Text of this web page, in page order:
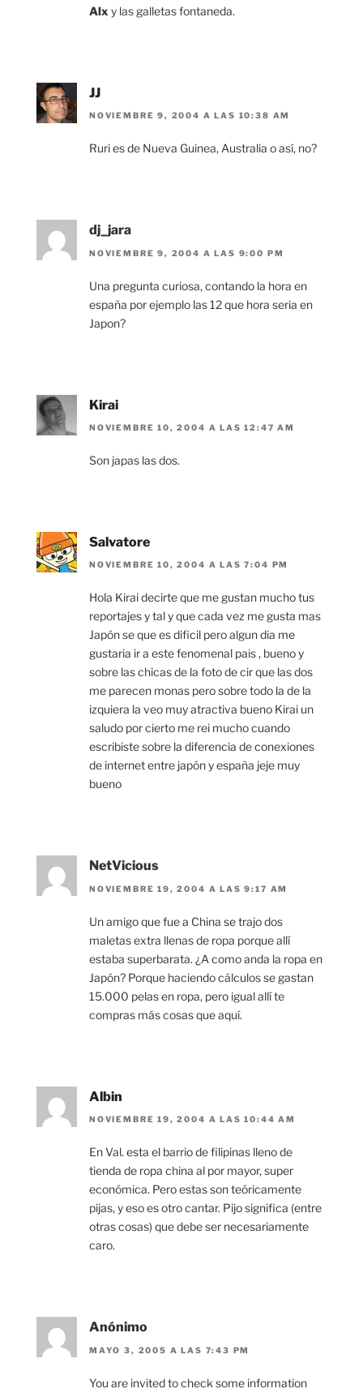
Alx y las galletas fontaneda.
JJ
NOVIEMBRE 9, 2004 A LAS 10:38 AM
Ruri es de Nueva Guinea, Australia o así, no?
dj_jara
NOVIEMBRE 9, 2004 A LAS 9:00 PM
Una pregunta curiosa, contando la hora en
españa por ejemplo las 12 que hora seria en
Japon?
Kirai
NOVIEMBRE 10, 2004 A LAS 12:47 AM
Son japas las dos.
Salvatore
NOVIEMBRE 10, 2004 A LAS 7:04 PM
Hola Kirai decirte que me gustan mucho tus
reportajes y tal y que cada vez me gusta mas
Japón se que es dificil pero algun dia me
gustaria ir a este fenomenal pais , bueno y
sobre las chicas de la foto de cir que las dos
me parecen monas pero sobre todo la de la
izquiera la veo muy atractiva bueno Kirai un
saludo por cierto me rei mucho cuando
escribiste sobre la diferencia de conexiones
de internet entre japón y españa jeje muy
bueno
NetVicious
NOVIEMBRE 19, 2004 A LAS 9:17 AM
Un amigo que fue a China se trajo dos
maletas extra llenas de ropa porque allí
estaba superbarata. ¿A como anda la ropa en
Japón? Porque haciendo cálculos se gastan
15.000 pelas en ropa, pero igual allí te
compras más cosas que aquí.
Albin
NOVIEMBRE 19, 2004 A LAS 10:44 AM
En Val. esta el barrio de filipinas lleno de
tienda de ropa china al por mayor, super
económica. Pero estas son teóricamente
pijas, y eso es otro cantar. Pijo significa (entre
otras cosas) que debe ser necesariamente
caro.
Anónimo
MAYO 3, 2005 A LAS 7:43 PM
You are invited to check some information